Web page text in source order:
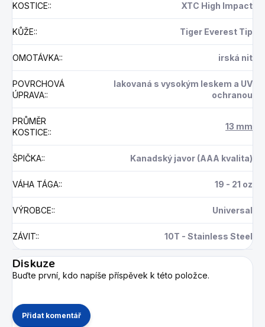
KOSTICE:: XTC High Impact
KŮŽE:: Tiger Everest Tip
OMOTÁVKA:: irská nit
POVRCHOVÁ
ÚPRAVA::
lakovaná s vysokým leskem a UV
ochranou
PRŮMĚR
KOSTICE::
13 mm
ŠPIČKA:: Kanadský javor (AAA kvalita)
VÁHA TÁGA:: 19 - 21 oz
VÝROBCE:: Universal
ZÁVIT:: 10T - Stainless Steel
Diskuze
Buďte první, kdo napíše příspěvek k této položce.
Přidat komentář